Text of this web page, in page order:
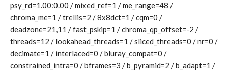
psy_rd=1.00:0.00 / mixed_ref=1 / me_range=48 /
chroma_me=1 / trellis=2 / 8x8dct=1 / cqm=0 /
deadzone=21,11 / fast_pskip=1 / chroma_qp_offset=-2 /
threads=12 / lookahead_threads=1 / sliced_threads=0 / nr=0 /
decimate=1 / interlaced=0 / bluray_compat=0 /
constrained_intra=0 / bframes=3 / b_pyramid=2 / b_adapt=1 /